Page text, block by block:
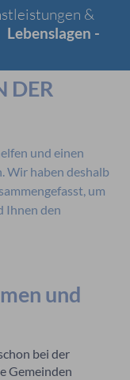
&
Lebenslagen -
DER
und einen
Wir haben deshalb
um
Ihnen den
und
bei der
Gemeinden